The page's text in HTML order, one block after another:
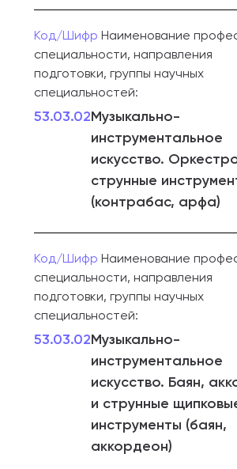
Код/Шифр Наименование
специальности, направления
подготовки, группы научных
специальностей:
53.03.02Музыкально-
инструментальное
искусство.
струнные
(контрабас, арфа)
Код/Шифр Наименование
специальности, направления
подготовки, группы научных
специальностей:
53.03.02Музыкально-
инструментальное
искусство. Баян,
и струнные
инструменты (баян,
аккордеон)